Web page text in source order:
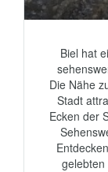
Biel hat
Die Nähe
Stadt
Ecken der
gelebten